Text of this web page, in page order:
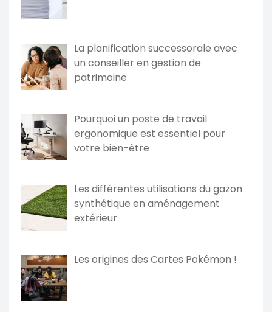
La planification successorale avec
un conseiller en gestion de
patrimoine
Pourquoi un poste de travail
ergonomique est essentiel pour
votre bien-être
Les différentes utilisations du gazon
synthétique en aménagement
extérieur
Les origines des Cartes Pokémon !